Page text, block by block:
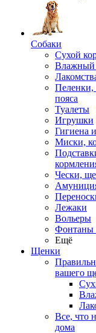
Собаки
Сухой
Влажный
Пеленки,
пояса
Туалеты
Игрушки
Гигиена
Миски,
Чески,
Лежаки
Вольеры
Фонтаны
Ещё
Щенки
вашего
Все, что
дома